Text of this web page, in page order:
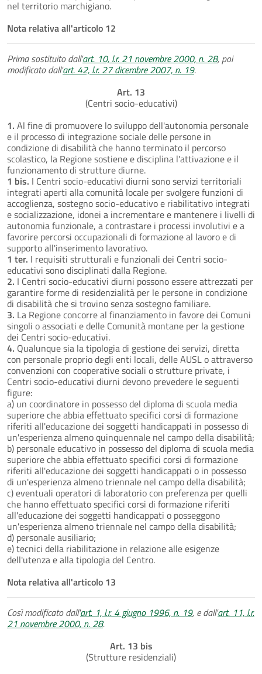
nel territorio marchigiano.
Nota relativa all'articolo 12
Prima sostituito dall'art. 10, l.r. 21 novembre 2000, n. 28, poi
modificato dall'art. 42, l.r. 27 dicembre 2007, n. 19.
Art. 13
(Centri socio-educativi)
1. Al fine di promuovere lo sviluppo dell'autonomia personale
e il processo di integrazione sociale delle persone in
condizione di disabilità che hanno terminato il percorso
scolastico, la Regione sostiene e disciplina l'attivazione e il
funzionamento di strutture diurne.
1 bis. I Centri socio-educativi diurni sono servizi territoriali
integrati aperti alla comunità locale per svolgere funzioni di
accoglienza, sostegno socio-educativo e riabilitativo integrati
e socializzazione, idonei a incrementare e mantenere i livelli di
autonomia funzionale, a contrastare i processi involutivi e a
favorire percorsi occupazionali di formazione al lavoro e di
supporto all'inserimento lavorativo.
1 ter. I requisiti strutturali e funzionali dei Centri socio-
educativi sono disciplinati dalla Regione.
2. I Centri socio-educativi diurni possono essere attrezzati per
garantire forme di residenzialità per le persone in condizione
di disabilità che si trovino senza sostegno familiare.
3. La Regione concorre al finanziamento in favore dei Comuni
singoli o associati e delle Comunità montane per la gestione
dei Centri socio-educativi.
4. Qualunque sia la tipologia di gestione dei servizi, diretta
con personale proprio degli enti locali, delle AUSL o attraverso
convenzioni con cooperative sociali o strutture private, i
Centri socio-educativi diurni devono prevedere le seguenti
figure:
a) un coordinatore in possesso del diploma di scuola media
superiore che abbia effettuato specifici corsi di formazione
riferiti all'educazione dei soggetti handicappati in possesso di
un'esperienza almeno quinquennale nel campo della disabilità;
b) personale educativo in possesso del diploma di scuola media
superiore che abbia effettuato specifici corsi di formazione
riferiti all'educazione dei soggetti handicappati o in possesso
di un'esperienza almeno triennale nel campo della disabilità;
c) eventuali operatori di laboratorio con preferenza per quelli
che hanno effettuato specifici corsi di formazione riferiti
all'educazione dei soggetti handicappati o posseggono
un'esperienza almeno triennale nel campo della disabilità;
d) personale ausiliario;
e) tecnici della riabilitazione in relazione alle esigenze
dell'utenza e alla tipologia del Centro.
Nota relativa all'articolo 13
Così modificato dall'art. 1, l.r. 4 giugno 1996, n. 19, e dall'art. 11, l.r.
21 novembre 2000, n. 28.
Art. 13 bis
(Strutture residenziali)